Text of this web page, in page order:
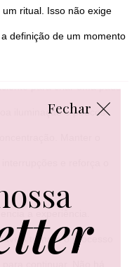
ritual. Isso não exige
definição de um momento
para criar uma pausa
iluminação e poucos
Manter o
e reforça o
a experiência.
tornam o processo
Fechar